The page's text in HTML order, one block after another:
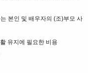
본인 및 배우자의 (조)부모 사
유지에 필요한 비용